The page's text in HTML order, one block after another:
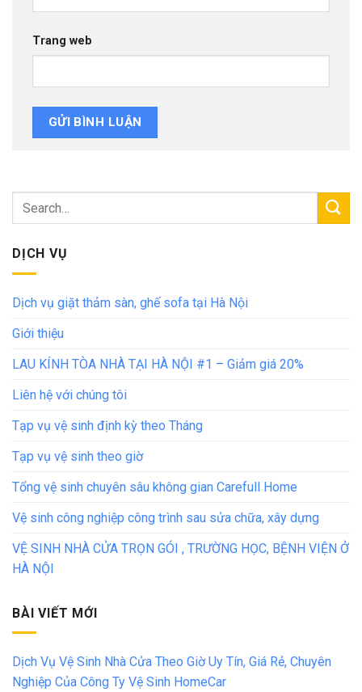
Trang web
DỊCH VỤ
Dịch vụ giặt thảm sàn, ghế sofa tại Hà Nội
Giới thiệu
LAU KÍNH TÒA NHÀ TẠI HÀ NỘI #1 – Giảm giá 20%
Liên hệ với chúng tôi
Tạp vụ vệ sinh định kỳ theo Tháng
Tạp vụ vệ sinh theo giờ
Tổng vệ sinh chuyên sâu không gian Carefull Home
Vệ sinh công nghiệp công trình sau sửa chữa, xây dựng
VỆ SINH NHÀ CỬA TRỌN GÓI , TRƯỜNG HỌC, BỆNH VIỆN Ở
HÀ NỘI
BÀI VIẾT MỚI
Dịch Vụ Vệ Sinh Nhà Cửa Theo Giờ Uy Tín, Giá Rẻ, Chuyên
Nghiệp Của Công Ty Vệ Sinh HomeCar